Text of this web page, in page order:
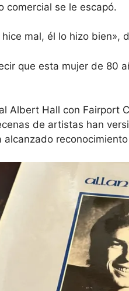
comercial se le escapó.
mal, él lo hizo bien»,
que esta mujer de 80
Albert Hall con Fairport
de artistas han
alcanzado